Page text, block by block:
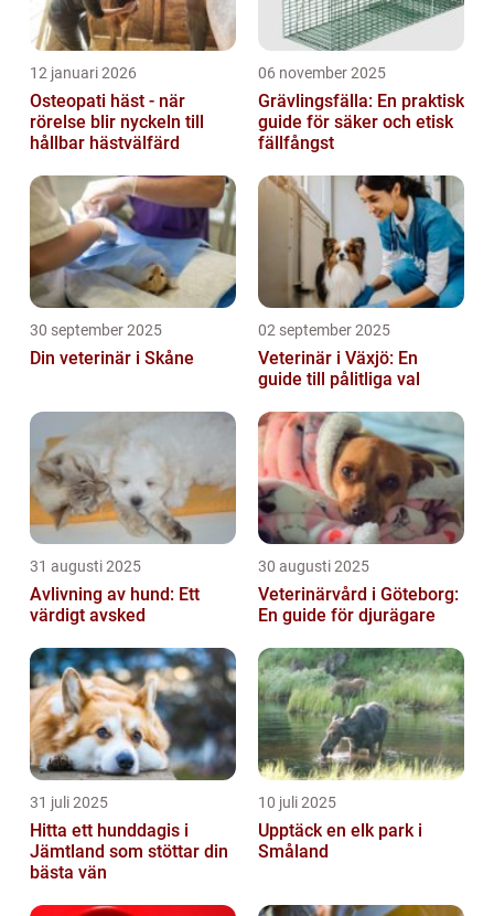
12 januari 2026
Osteopati häst - när
rörelse blir nyckeln till
hållbar hästvälfärd
06 november 2025
Grävlingsfälla: En praktisk
guide för säker och etisk
fällfångst
30 september 2025
Din veterinär i Skåne
02 september 2025
Veterinär i Växjö: En
guide till pålitliga val
31 augusti 2025
Avlivning av hund: Ett
värdigt avsked
30 augusti 2025
Veterinärvård i Göteborg:
En guide för djurägare
31 juli 2025
Hitta ett hunddagis i
Jämtland som stöttar din
bästa vän
10 juli 2025
Upptäck en elk park i
Småland